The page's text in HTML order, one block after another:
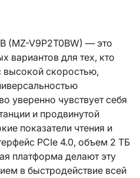
(MZ-V9P2T0BW) — это
вариантов для тех, кто
высокой скоростью,
уверенно чувствует себя
и продвинутой
показатели чтения и
PCIe 4.0, объем 2 ТБ
платформа делают эту
в быстродействие всей